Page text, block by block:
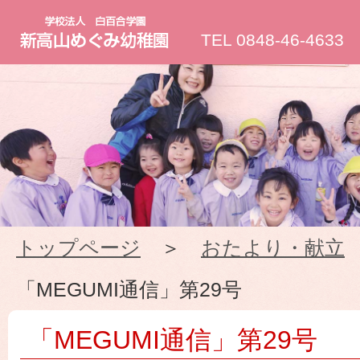
新
高
山
め
ぐ
み
幼
TEL 0848-46-4633
トップページ ＞ おたより・献立
「MEGUMI通信」第29号
「MEGUMI通信」第29号